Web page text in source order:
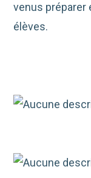
venus préparer
élèves.